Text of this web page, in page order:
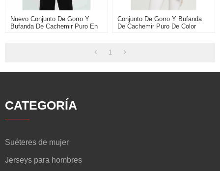
Nuevo Conjunto De Gorro Y
Bufanda De Cachemir Puro En
Conjunto De Gorro Y Bufanda
De Cachemir Puro De Color
1
CATEGORÍA
Suéteres de mujer
Jerseys para hombres